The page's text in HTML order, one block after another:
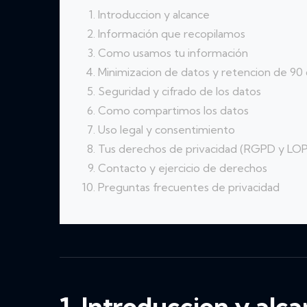
Introduccion y alcance
Información que recopilamos
Como usamos tu información
Minimizacion de datos y retencion de 90
Seguridad y cifrado de los datos
Como compartimos los datos
Uso legal y consentimiento
Tus derechos de privacidad (RGPD y
Contacto y ejercicio de derechos
Preguntas frecuentes de privacidad